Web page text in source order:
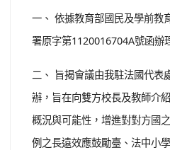
一、 依據教育部國民及學前教
署原字第1120016704A號函辦
二、 旨揭會議由我駐法國代表
辦，旨在向雙方校長及教師介
概況與可能性，增進對對方國
例之長遠效應鼓勵臺、法中小